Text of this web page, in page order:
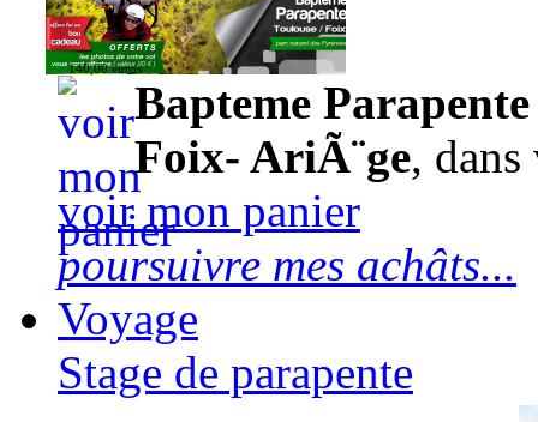
140,00 euros
Bapteme
Foix- AriÃ¨ge,
voir mon panier
poursuivre mes achâts...
Voyage
Stage de parapente